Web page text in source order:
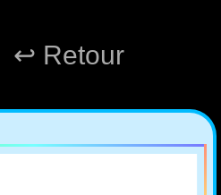
↩ Retour